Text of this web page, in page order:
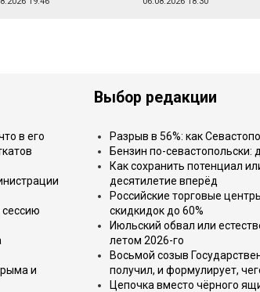
в его
сессию
и
Выбор редакции
Разрыв в 56%: как
Бензин по-
Как сохранить потенциал
десятилетие вперёд
Российские торговые
скидкидок до 60%
Июльский обвал или
летом 2026-го
Восьмой созыв
получил, и формулирует,
Цепочка вместо чёрного